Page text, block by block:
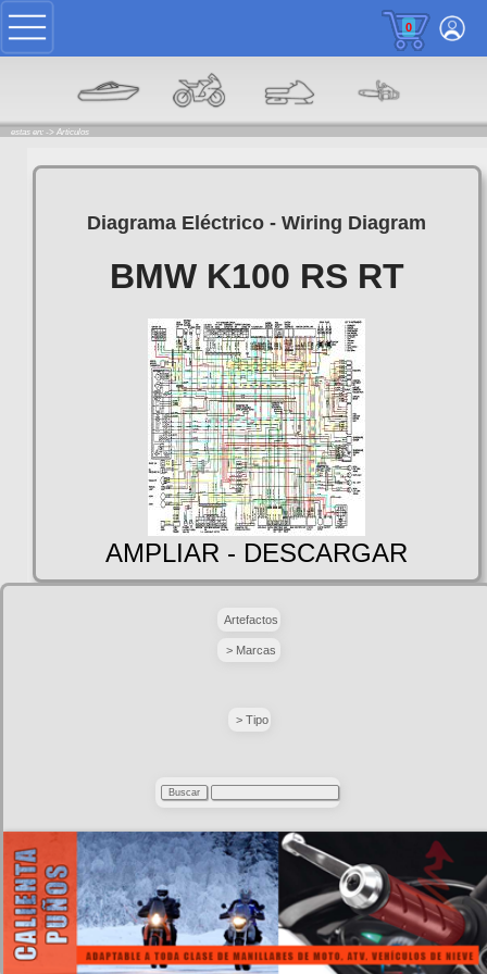
0
estas en: -> Articulos
Diagrama Eléctrico - Wiring Diagram
BMW K100 RS RT
AMPLIAR - DESCARGAR
Artefactos
> Marcas
> Tipo